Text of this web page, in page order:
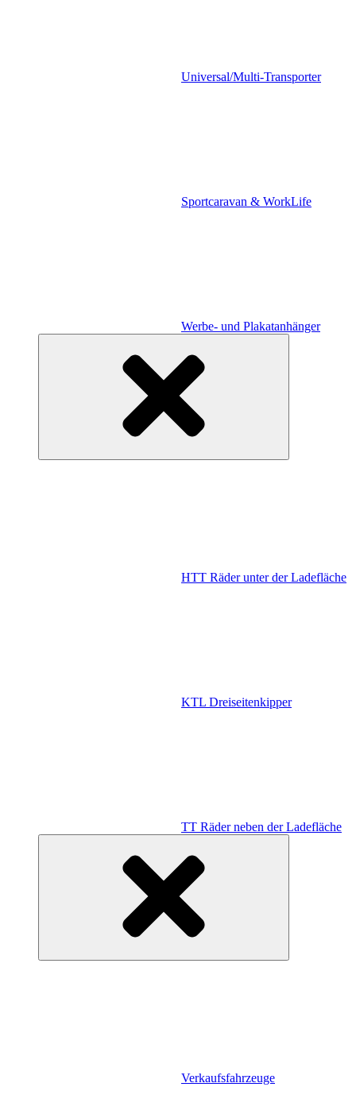
Universal/Multi-Transporter
Sportcaravan & WorkLife
Werbe- und Plakatanhänger
HTT Räder unter der Ladefläche
KTL Dreiseitenkipper
TT Räder neben der Ladefläche
Verkaufsfahrzeuge